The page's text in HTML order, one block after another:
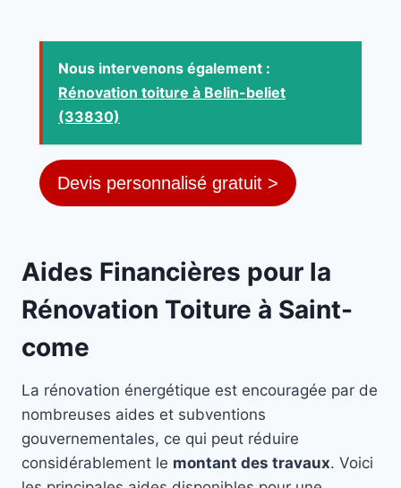
Nous intervenons également :
Rénovation toiture à Belin-beliet
(33830)
Devis personnalisé gratuit >
Aides Financières pour la
Rénovation Toiture à Saint-
come
La rénovation énergétique est encouragée par de
nombreuses aides et subventions
gouvernementales, ce qui peut réduire
considérablement le montant des travaux. Voici